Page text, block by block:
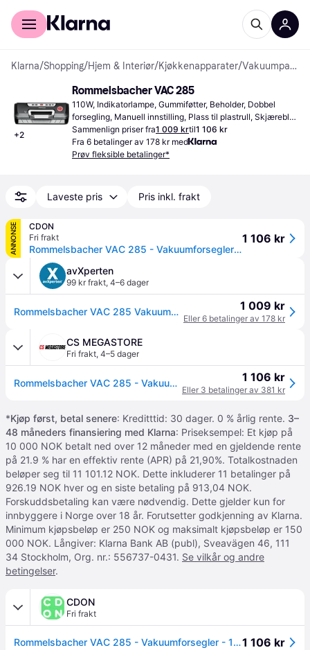
For kunder
Klarna/Shopping/Hjem & Interiør/Kjøkkenapparater/ Vakuumpakkere
+2
Rommelsbacher VAC 285
110W, Indikatorlampe, Gummiføtter, Beholder, Dobbel
forsegling, Manuell innstilling, Plass til plastrull, Skjæreblad
for rulleplast, Tilkobling for vakuumslange,
Kabeloppbevaring
Sammenlign priser fra1 009 krtil1 106 kr
Fra 6 betalinger av 178 kr med
Prøv fleksible betalinger*
Laveste pris Pris inkl. frakt
ANNONSE
CDON
Fri frakt
Rommelsbacher VAC 285 - Vakuumforsegler - 110 W - svart / sølv
1 106 kr
avXperten
99 kr frakt, 4–6 dager
Rommelsbacher VAC 285 Vakuumpakker 110W (9l/m) 1 009 kr
Eller 6 betalinger av 178 kr
CS MEGASTORE
Fri frakt, 4–5 dager
Rommelsbacher VAC 285 - Vakuumforsegler - 110 W - svart / sølv 1 106 kr
Eller 3 betalinger av 381 kr
*Kjøp først, betal senere: Kreditttid: 30 dager. 0 % årlig rente. 3–
48 måneders finansiering med Klarna: Priseksempel: Et kjøp på
10 000 NOK betalt ned over 12 måneder med en gjeldende rente
på 21.9 % har en effektiv rente (APR) på 21,90%. Totalkostnaden
beløper seg til 11 101.12 NOK. Dette inkluderer 11 betalinger på
926.19 NOK hver og en siste betaling på 913,04 NOK.
Forskuddsbetaling kan være nødvendig. Dette gjelder kun for
innbyggere i Norge over 18 år. Forutsetter godkjenning av Klarna.
Minimum kjøpsbeløp er 250 NOK og maksimalt kjøpsbeløp er 150
000 NOK. Långiver: Klarna Bank AB (publ), Sveavägen 46, 111
34 Stockholm, Org. nr.: 556737-0431. Se vilkår og andre
betingelser.
CDON
Fri frakt
Rommelsbacher VAC 285 - Vakuumforsegler - 110 W - svart / sølv1 106 kr